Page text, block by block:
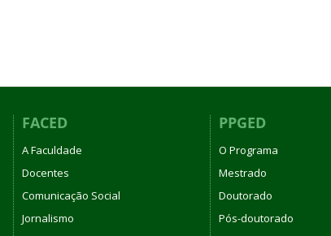
FACED
A Faculdade
Docentes
Comunicação Social
Jornalismo
PPGED
O Programa
Mestrado
Doutorado
Pós-doutorado